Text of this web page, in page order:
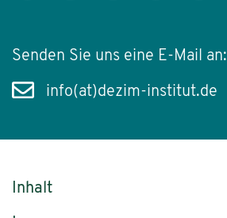
Senden Sie uns eine E-Mail an:
info(at)dezim-institut.de
Inhalt